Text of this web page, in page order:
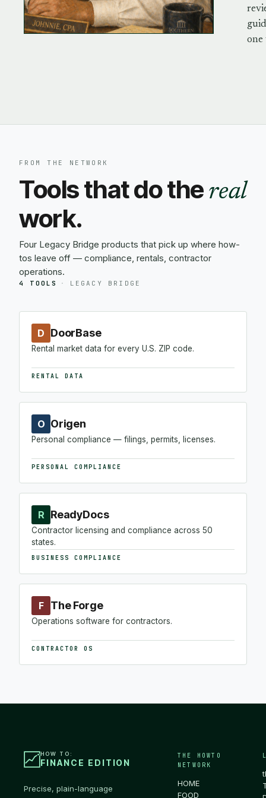
one
FROM THE NETWORK
Tools that do the real
work.
Four Legacy Bridge products that pick up where how-
tos leave off — compliance, rentals, contractor
operations.
4 TOOLS · LEGACY BRIDGE
D DoorBase
Rental market data for every U.S. ZIP code.
RENTAL DATA
O Origen
Personal compliance — filings, permits, licenses.
PERSONAL COMPLIANCE
R ReadyDocs
Contractor licensing and compliance across 50
states.
BUSINESS COMPLIANCE
F The Forge
Operations software for contractors.
CONTRACTOR OS
HOW TO:
FINANCE EDITION
Precise, plain-language
THE HOWTO
NETWORK
HOME
FOOD